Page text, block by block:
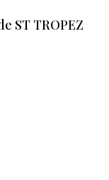
ST TROPEZ